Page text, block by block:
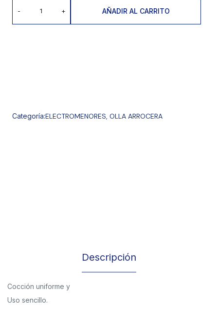
- + AÑADIR AL CARRITO
Categoría:ELECTROMENORES, OLLA ARROCERA
Descripción
Cocción uniforme y
Uso sencillo.